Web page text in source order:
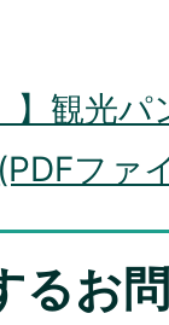
】観光
ファ
るお